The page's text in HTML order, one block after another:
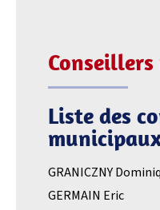
Liste des
GRANICZNY
GERMAIN Eric